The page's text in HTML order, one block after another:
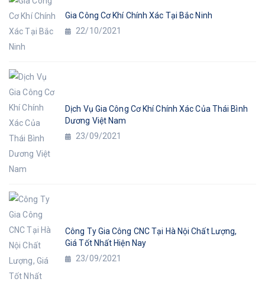
Gia Công Cơ Khí Chính Xác Tại Bắc Ninh
22/10/2021
Dịch Vụ Gia Công Cơ Khí Chính Xác Của Thái Bình
Dương Việt Nam
23/09/2021
Công Ty Gia Công CNC Tại Hà Nội Chất Lượng,
Giá Tốt Nhất Hiện Nay
23/09/2021